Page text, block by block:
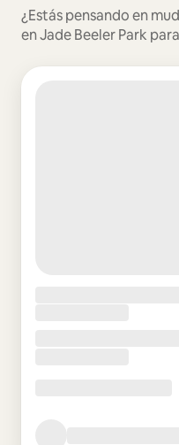
¿Estás pensando en
en Jade Beeler Park